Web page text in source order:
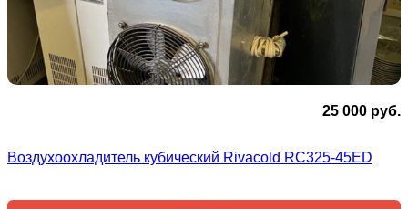
25 000 руб.
Воздухоохладитель кубический Rivacold RC325-45ED